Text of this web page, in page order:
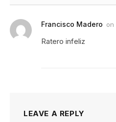
Francisco Madero on
Ratero infeliz
LEAVE A REPLY